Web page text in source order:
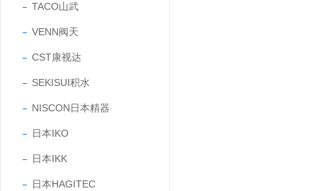
TACO山武
VENN阀天
CST康视达
SEKISUI积水
NISCON日本精器
日本IKO
日本IKK
日本HAGITEC